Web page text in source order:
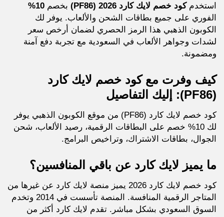
استخدمكود خصم لايك كارد 2026 (PF86) بخصم 10%
الفوري على جميع بطاقات الشحن والألعاب. يوفر لك
الكوبون الذهبي هذا الرمز الحصري لضمان أرخص سعر
لشدات وجواهر الألعاب في السعودية مع تجربة دفع آمنة
ومضمونة.
كيف وفرت مع كود خصم لايك كارد
(PF86): إليك التفاصيل
كود خصم لايك كارد (PF86) من موقع الكوبون الذهبي يوفر
لك 10% خصم على البطاقات الرقمية، رصيد الألعاب، شحن
الجوال، بطاقات الاشتراك، وتراخيص البرامج.
ما يميز لايك كارد عن باقي المنافسين؟
كود خصم لايك كارد 2026 يميز منصة لايك كارد عن غيرها من
المتاجر الرقمية المنافسة. المنصة تأسست في 2014 وتخدم
السوق السعودي بشكل مباشر. تقدم لايك كارد أكثر من